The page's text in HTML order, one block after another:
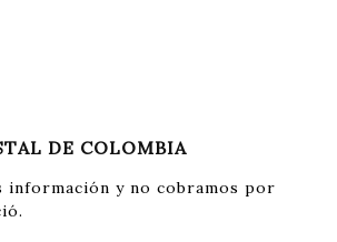
DE COLOMBIA
información y no cobramos por